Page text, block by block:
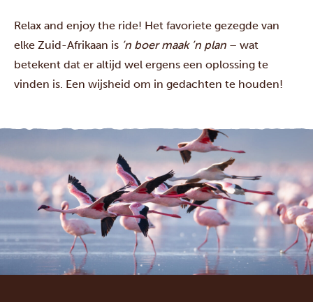
Relax and enjoy the ride! Het favoriete gezegde van
elke Zuid-Afrikaan is ’n boer maak ’n plan – wat
betekent dat er altijd wel ergens een oplossing te
vinden is. Een wijsheid om in gedachten te houden!